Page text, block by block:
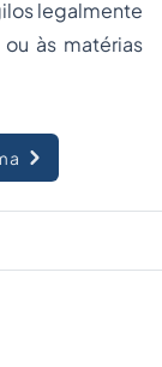
legalmente
às matérias